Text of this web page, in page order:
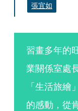
張宜如
習畫多年的
業關係室處
「生活旅
的感動，從